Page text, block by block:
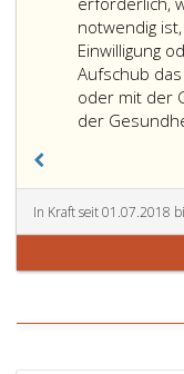
notwendig
Einwilligung
Aufschub
oder mit der
der
In Kraft seit 01.07.2018